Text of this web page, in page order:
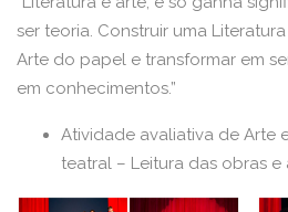
ser teoria. Construir uma
Arte do papel e transformar em
em conhecimentos.”
Atividade avaliativa de Arte
teatral – Leitura das obras